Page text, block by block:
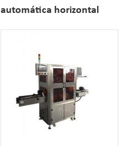
automática horizontal